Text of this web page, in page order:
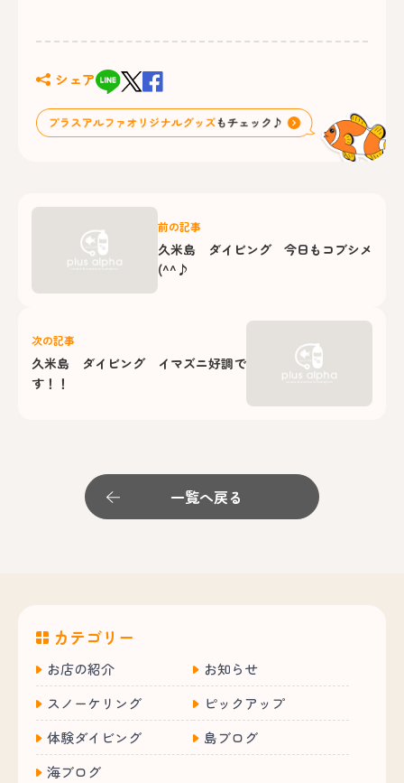
シェア
前の記事
久米島 ダイビング 今日もコブシメ
(^^♪
次の記事
久米島 ダイビング イマズニ好調で
す！！
一覧へ戻る
カテゴリー
お店の紹介
お知らせ
スノーケリング
ピックアップ
体験ダイビング
島ブログ
海ブログ